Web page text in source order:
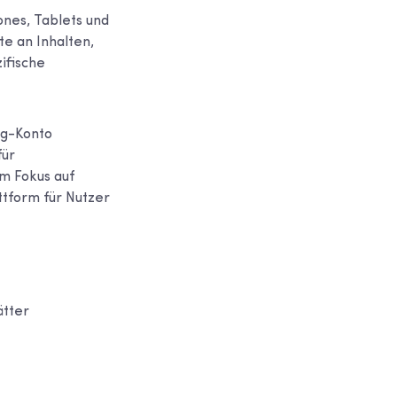
Tablets und
an Inhalten,
Konto
Fokus auf
für Nutzer